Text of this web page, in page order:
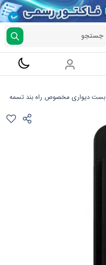
بست دیواری مخصوص راه بند تسمه ای
جستجو